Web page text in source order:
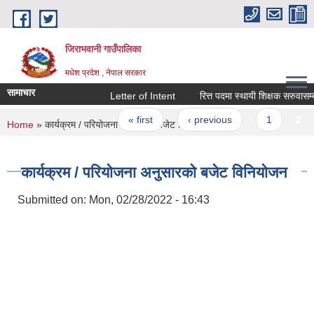
Skip to main content
जिराभवानी गाउँपालिका
मधेश प्रदेश , नेपाल सरकार
सामाचार Letter of Intent रित्त पदमा स्थायी शिक्षक
Pages
« first ‹ previous
You are here
Home » कार्यक्रम / परियोजना अनुसारको बजेट विनियोजन
कार्यक्रम / परियोजना अनुसारको बजेट विनियोजन
Submitted on: Mon, 02/28/2022 - 16:43